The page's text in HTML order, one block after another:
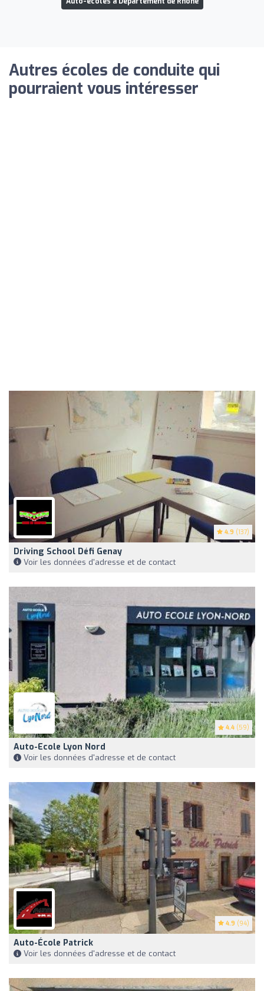
Autres écoles de conduite qui
pourraient vous intéresser
4.9 (137)
Driving School Défi Genay
Voir les données d'adresse et de contact
4.4 (59)
Auto-Ecole Lyon Nord
Voir les données d'adresse et de contact
4.9 (94)
Auto-École Patrick
Voir les données d'adresse et de contact